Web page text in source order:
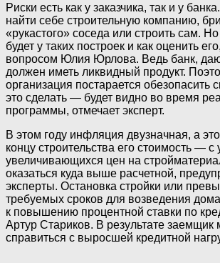
Риски есть как у заказчика, так и у
найти себе строительную компанию,
«рукастого» соседа или строить сам.
будет у таких построек и как оценить
вопросом Юлия Юрлова. Ведь банк,
должен иметь ликвидный продукт.
организация постарается обезопасить
это сделать — будет видно во время
программы, отмечает эксперт.
В этом году инфляция двузначная, а это
концу строительства его стоимость — с
увеличивающихся цен на
оказаться куда выше расчетной,
эксперты. Остановка стройки или
требуемых сроков для возведения
к повышению процентной ставки по
Артур Стариков. В результате заемщик
справиться с выросшей кредитной